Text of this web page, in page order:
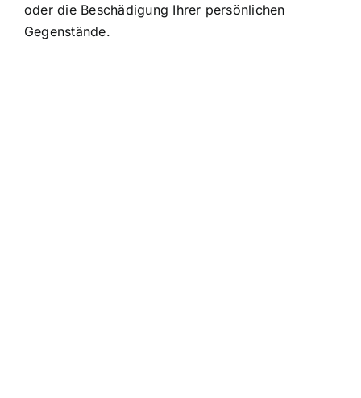
oder die Beschädigung Ihrer persönlichen
Gegenstände.